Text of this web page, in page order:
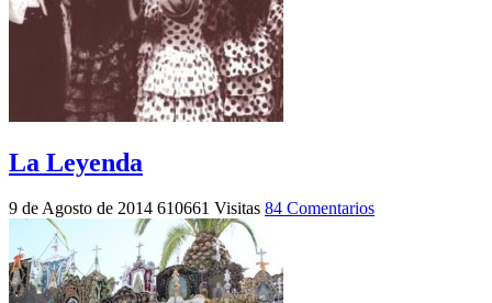
La Leyenda
9 de Agosto de 2014 610661 Visitas 84 Comentarios